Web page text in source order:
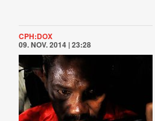
CPH:DOX
09. NOV. 2014 | 23:28